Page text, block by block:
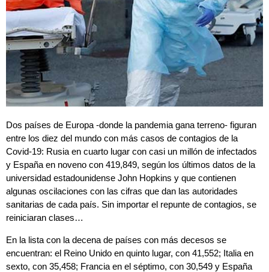
Dos países de Europa -donde la pandemia gana terreno- figuran
entre los diez del mundo con más casos de contagios de la
Covid-19: Rusia en cuarto lugar con casi un millón de infectados
y España en noveno con 419,849, según los últimos datos de la
universidad estadounidense John Hopkins y que contienen
algunas oscilaciones con las cifras que dan las autoridades
sanitarias de cada país. Sin importar el repunte de contagios, se
reiniciaran clases…
En la lista con la decena de países con más decesos se
encuentran: el Reino Unido en quinto lugar, con 41,552; Italia en
sexto, con 35,458; Francia en el séptimo, con 30,549 y España